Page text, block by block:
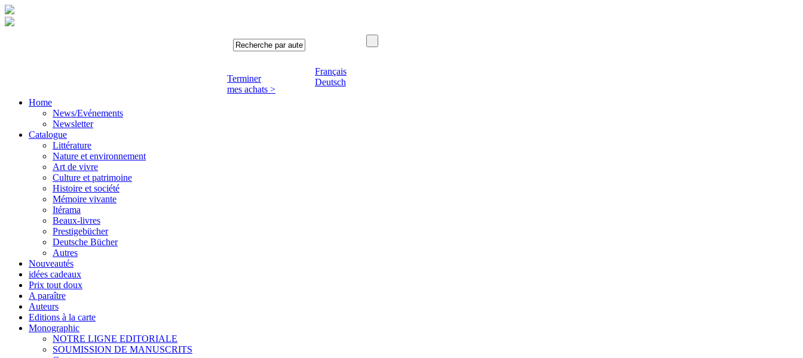
Terminer
mes achats >
Français
Deutsch
Home
News/Evénements
Newsletter
Catalogue
Littérature
Nature et environnement
Art de vivre
Culture et patrimoine
Histoire et société
Mémoire vivante
Itérama
Beaux-livres
Prestigebücher
Deutsche Bücher
Autres
Nouveautés
idées cadeaux
Prix tout doux
A paraître
Auteurs
Editions à la carte
Monographic
NOTRE LIGNE EDITORIALE
SOUMISSION DE MANUSCRITS